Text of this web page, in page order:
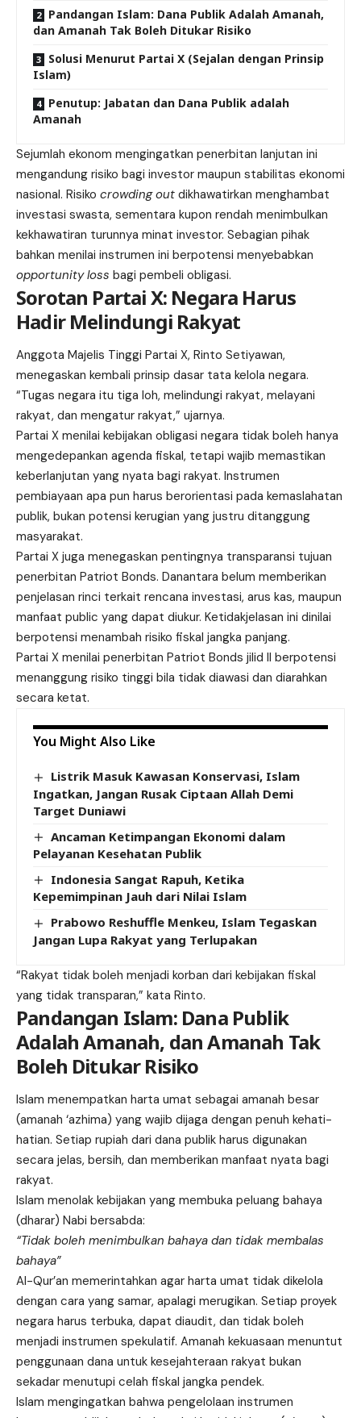
Pandangan Islam: Dana Publik Adalah Amanah,
dan Amanah Tak Boleh Ditukar Risiko
Solusi Menurut Partai X (Sejalan dengan Prinsip
Islam)
Penutup: Jabatan dan Dana Publik adalah
Amanah
Sejumlah ekonom mengingatkan penerbitan lanjutan ini
mengandung risiko bagi investor maupun stabilitas ekonomi
nasional. Risiko crowding out dikhawatirkan menghambat
investasi swasta, sementara kupon rendah menimbulkan
kekhawatiran turunnya minat investor. Sebagian pihak
bahkan menilai instrumen ini berpotensi menyebabkan
opportunity loss bagi pembeli obligasi.
Sorotan Partai X: Negara Harus
Hadir Melindungi Rakyat
Anggota Majelis Tinggi Partai X, Rinto Setiyawan,
menegaskan kembali prinsip dasar tata kelola negara.
“Tugas negara itu tiga loh, melindungi rakyat, melayani
rakyat, dan mengatur rakyat,” ujarnya.
Partai X menilai kebijakan obligasi negara tidak boleh hanya
mengedepankan agenda fiskal, tetapi wajib memastikan
keberlanjutan yang nyata bagi rakyat. Instrumen
pembiayaan apa pun harus berorientasi pada kemaslahatan
publik, bukan potensi kerugian yang justru ditanggung
masyarakat.
Partai X juga menegaskan pentingnya transparansi tujuan
penerbitan Patriot Bonds. Danantara belum memberikan
penjelasan rinci terkait rencana investasi, arus kas, maupun
manfaat public yang dapat diukur. Ketidakjelasan ini dinilai
berpotensi menambah risiko fiskal jangka panjang.
Partai X menilai penerbitan Patriot Bonds jilid II berpotensi
menanggung risiko tinggi bila tidak diawasi dan diarahkan
secara ketat.
You Might Also Like
Listrik Masuk Kawasan Konservasi, Islam
Ingatkan, Jangan Rusak Ciptaan Allah Demi
Target Duniawi
Ancaman Ketimpangan Ekonomi dalam
Pelayanan Kesehatan Publik
Indonesia Sangat Rapuh, Ketika
Kepemimpinan Jauh dari Nilai Islam
Prabowo Reshuffle Menkeu, Islam Tegaskan
Jangan Lupa Rakyat yang Terlupakan
“Rakyat tidak boleh menjadi korban dari kebijakan fiskal
yang tidak transparan,” kata Rinto.
Pandangan Islam: Dana Publik
Adalah Amanah, dan Amanah Tak
Boleh Ditukar Risiko
Islam menempatkan harta umat sebagai amanah besar
(amanah ‘azhima) yang wajib dijaga dengan penuh kehati-
hatian. Setiap rupiah dari dana publik harus digunakan
secara jelas, bersih, dan memberikan manfaat nyata bagi
rakyat.
Islam menolak kebijakan yang membuka peluang bahaya
(dharar) Nabi bersabda:
“Tidak boleh menimbulkan bahaya dan tidak membalas
bahaya”
Al-Qur’an memerintahkan agar harta umat tidak dikelola
dengan cara yang samar, apalagi merugikan. Setiap proyek
negara harus terbuka, dapat diaudit, dan tidak boleh
menjadi instrumen spekulatif. Amanah kekuasaan menuntut
penggunaan dana untuk kesejahteraan rakyat bukan
sekadar menutupi celah fiskal jangka pendek.
Islam mengingatkan bahwa pengelolaan instrumen